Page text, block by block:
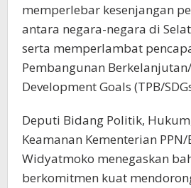
memperlebar kesenjangan
antara negara-negara di
serta memperlambat
Pembangunan
Development Goals (TPB/
Deputi Bidang Politik,
Keamanan Kementerian
Widyatmoko menegaskan
berkomitmen kuat